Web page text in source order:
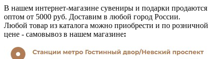
В нашем интернет-магазине сувениры и подарки продаются
оптом от 5000 руб. Доставим в любой город России.
Любой товар из каталога можно приобрести и по розничной
цене - самовывоз в нашем магазине: